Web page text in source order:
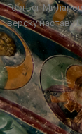
Горњег
верску наставу